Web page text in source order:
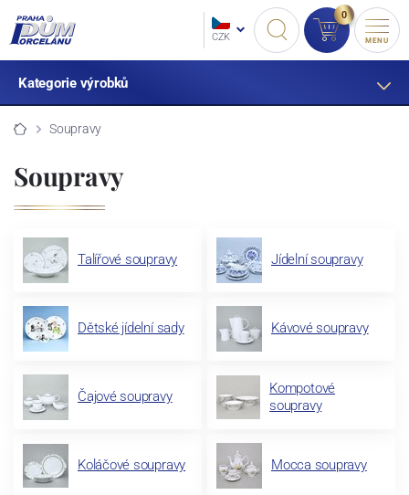
CZK
0
MENU
Kategorie výrobků
Soupravy
Soupravy
Talířové soupravy Jídelní soupravy
Dětské jídelní sady Kávové soupravy
Čajové soupravy
Kompotové
soupravy
Koláčové soupravy Mocca soupravy